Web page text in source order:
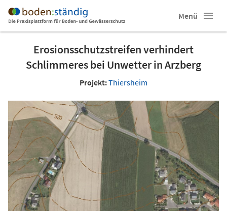
Menü
Erosionsschutzstreifen verhindert
Schlimmeres bei Unwetter in Arzberg
Projekt:Thiersheim